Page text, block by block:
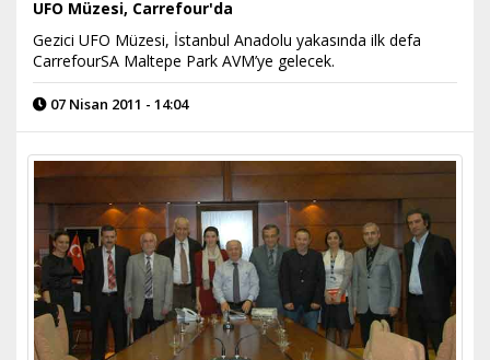
UFO Müzesi, Carrefour'da
Gezici UFO Müzesi, İstanbul Anadolu yakasında ilk defa
CarrefourSA Maltepe Park AVM’ye gelecek.
07 Nisan 2011 - 14:04